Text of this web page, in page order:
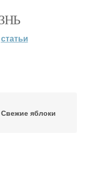
статьи
Свежие яблоки